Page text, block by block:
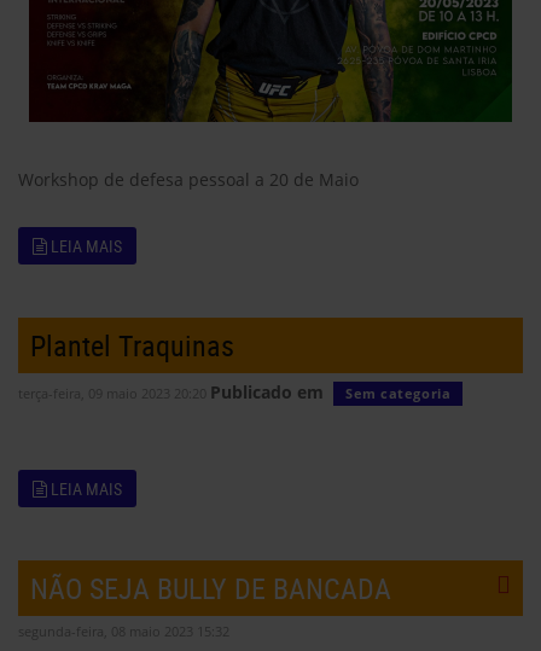
Workshop de defesa pessoal a 20 de Maio
LEIA MAIS
Plantel Traquinas
terça-feira, 09 maio 2023 20:20 Publicado em Sem categoria
LEIA MAIS
NÃO SEJA BULLY DE BANCADA
segunda-feira, 08 maio 2023 15:32